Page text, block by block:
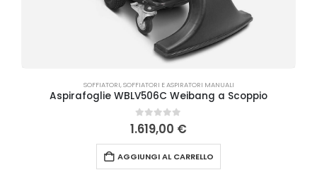
SOFFIATORI,SOFFIATORI E ASPIRATORI MANUALI
Aspirafoglie WBLV506C Weibang a Scoppio
0Su 5
1.619,00 €
AGGIUNGI AL CARRELLO